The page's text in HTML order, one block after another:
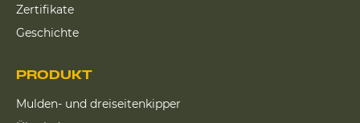
Zertifikate
Geschichte
PRODUKT
Mulden- und dreiseitenkipper